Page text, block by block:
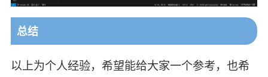
总结
以上为个人经验，希望能给大家一个参考，也希